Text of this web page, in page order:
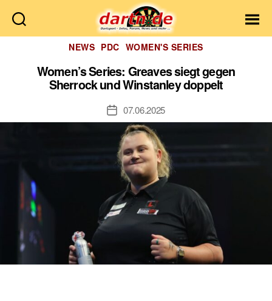
Dartn.de
Kategorien
NEWS PDC WOMEN'S SERIES
Women’s Series: Greaves siegt gegen
Sherrock und Winstanley doppelt
Veröffentlichungsdatum
07.06.2025